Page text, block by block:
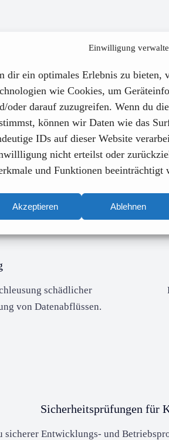
Einwilligung
dir ein optimales Erlebnis zu bieten,
wie Cookies, um
oder darauf zuzugreifen. Wenn du
können wir Daten wie das
IDs auf dieser Website
nicht erteilst oder
und Funktionen beeinträchtigt
Akzeptieren Ablehnen
– einschließlich Schutz vor
und Überprüfung
schädlicher
von Datenabflüssen.
Sicherheitsprüfungen für
sicherer Entwicklungs- und